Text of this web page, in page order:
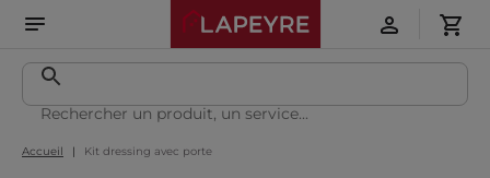
Accueil Kit dressing avec porte